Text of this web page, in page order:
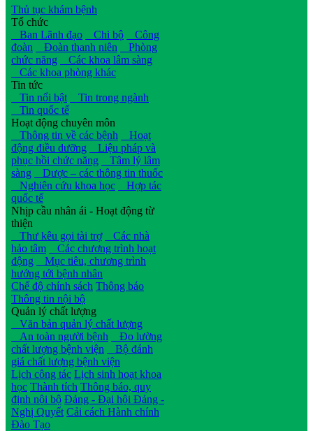
Thủ tục khám bệnh
Tổ chức
Ban Lãnh đạo
Chi bộ
Công
đoàn
Đoàn thanh niên
Phòng
chức năng
Các khoa lâm sàng
Các khoa phòng khác
Tin tức
Tin nổi bật
Tin trong ngành
Tin quốc tế
Hoạt động chuyên môn
Thông tin về các bệnh
Hoạt
động điều dưỡng
Liệu pháp và
phục hồi chức năng
Tâm lý lâm
sàng
Dược – các thông tin thuốc
Nghiên cứu khoa học
Hợp tác
quốc tế
Nhịp cầu nhân ái - Hoạt động từ
thiện
Thư kêu gọi tài trợ
Các nhà
hảo tâm
Các chương trình hoạt
động
Mục tiêu, chương trình
hướng tới bệnh nhân
Chế độ chính sách Thông báo
Thông tin nội bộ
Quản lý chất lượng
Văn bản quản lý chất lượng
An toàn người bệnh
Đo lường
chất lượng bệnh viện
Bộ đánh
giá chất lượng bệnh viện
Lịch công tác Lịch sinh hoạt khoa
học Thành tích Thông báo, quy
định nội bộ Đảng - Đại hội Đảng -
Nghị Quyết Cải cách Hành chính
Đào Tạo